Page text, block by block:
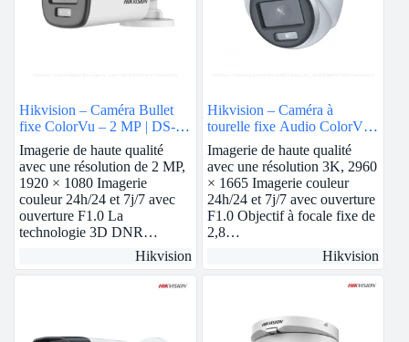
Hikvision – Caméra Bullet
fixe ColorVu – 2 MP | DS-
2CE12DF0T-F
Imagerie de haute qualité
avec une résolution de 2 MP,
1920 × 1080 Imagerie
couleur 24h/24 et 7j/7 avec
ouverture F1.0 La
technologie 3D DNR…
Hikvision
Hikvision – Caméra à
tourelle fixe Audio ColorVu
3K | DS-2CE70KF0T-MFS
Imagerie de haute qualité
avec une résolution 3K, 2960
× 1665 Imagerie couleur
24h/24 et 7j/7 avec ouverture
F1.0 Objectif à focale fixe de
2,8…
Hikvision